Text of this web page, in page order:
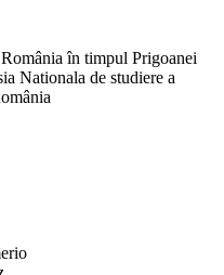
în timpul Prigoanei
Nationala de studiere a